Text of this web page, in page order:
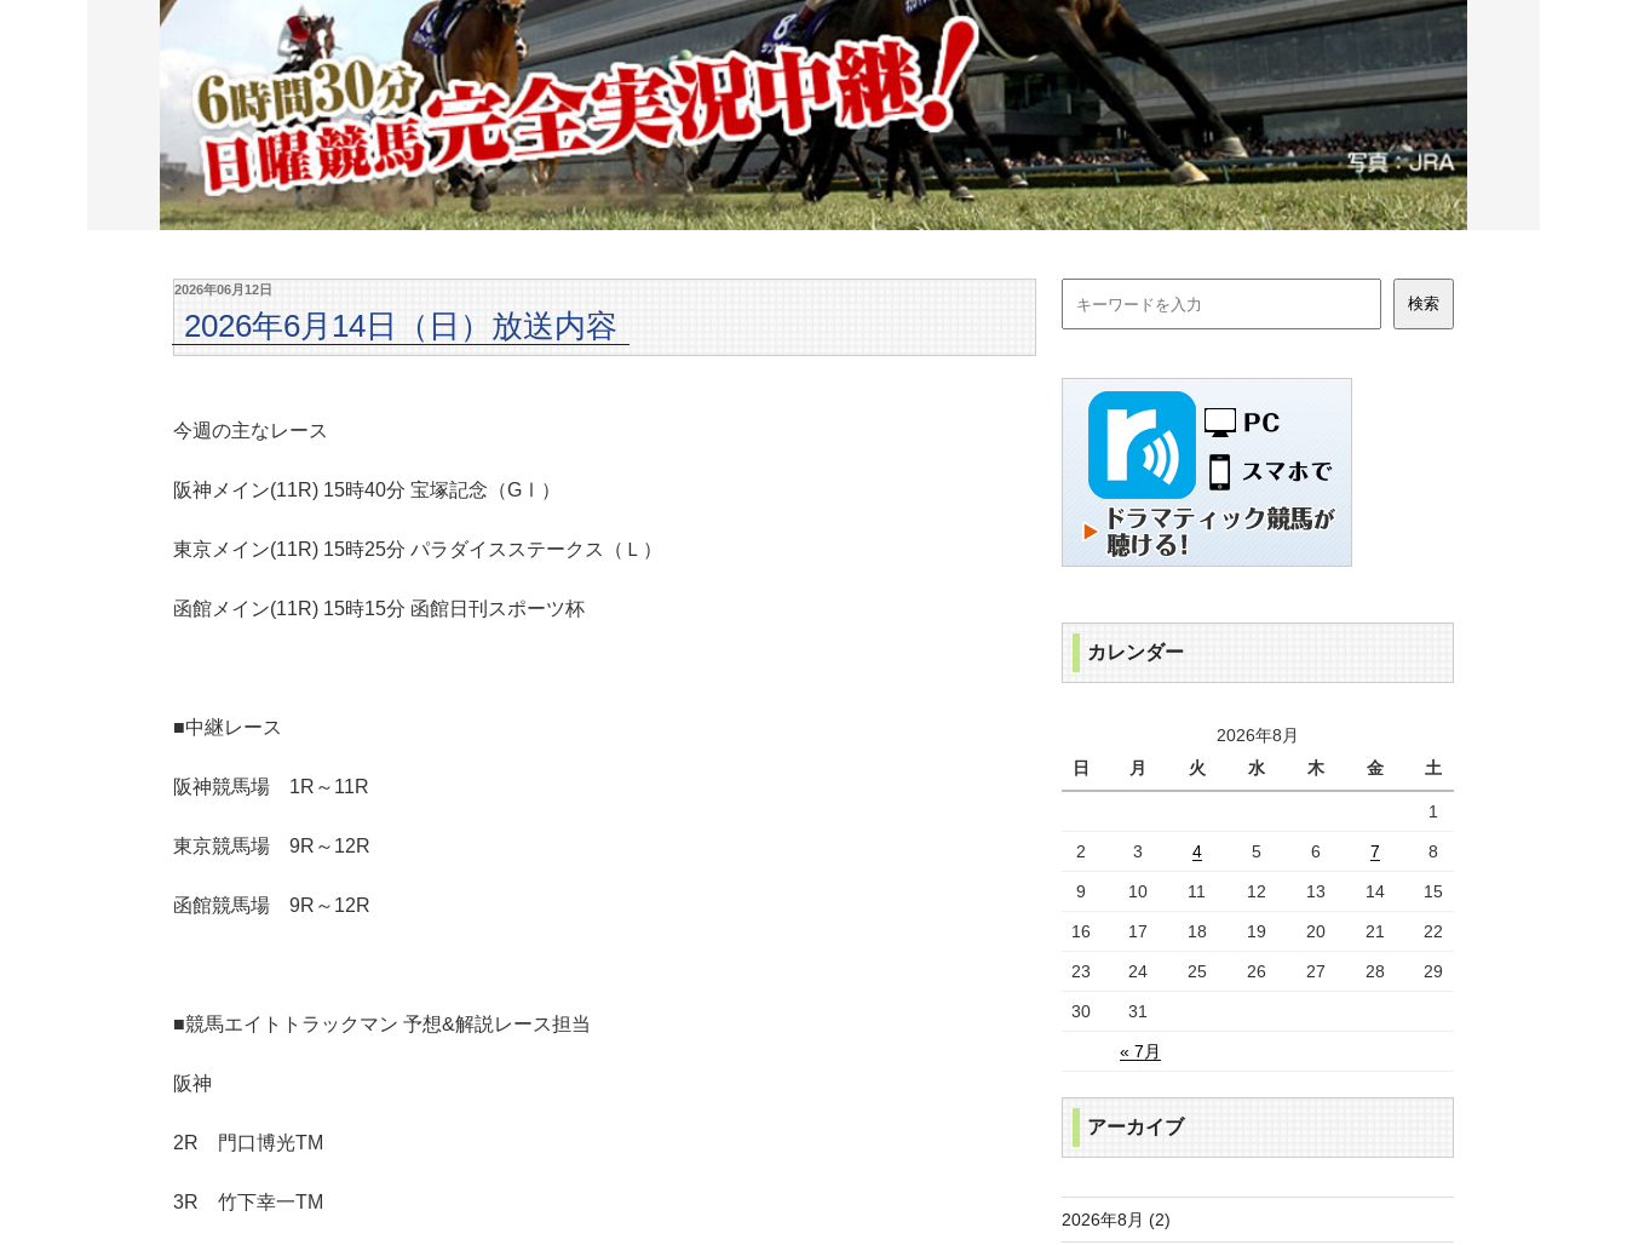
2026年06月12日
2026年6月14日（日）放送内容
今週の主なレース
阪神メイン(11R) 15時40分 宝塚記念（GⅠ）
東京メイン(11R) 15時25分 パラダイスステークス（Ｌ）
函館メイン(11R) 15時15分 函館日刊スポーツ杯
■中継レース
阪神競馬場 1R～11R
東京競馬場 9R～12R
函館競馬場 9R～12R
■競馬エイトトラックマン 予想&解説レース担当
阪神
2R 門口博光TM
3R 竹下幸一TM
カレンダー
2026年8月
日
月 火 水 木 金 土
« 7月
1
2 3 4 5 6 7 8
9 10 11 12 13 14 15
16 17 18 19 20 21 22
23 24 25 26 27 28 29
30 31
アーカイブ
2026年8月 (2)